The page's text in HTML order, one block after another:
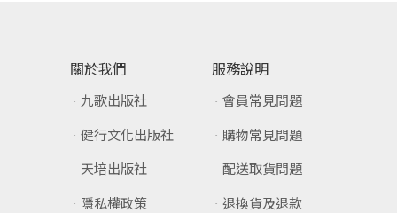
關於我們
九歌出版社
健行文化出版社
天培出版社
隱私權政策
服務說明
會員常見問題
購物常見問題
配送取貨問題
退換貨及退款